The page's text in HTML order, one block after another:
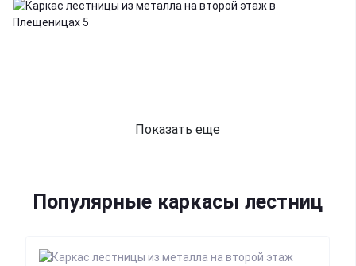
Показать еще
Популярные каркасы лестниц